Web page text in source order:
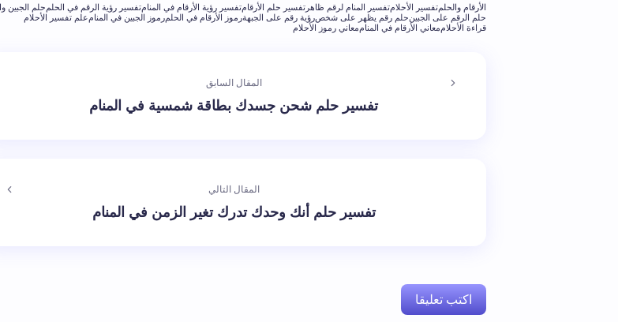
الأرقام والحلمتفسير الأحلامتفسير المنام لرقم ظاهر تفسير حلم الأرقامتفسير رؤية الأرقام في المنامتفسير رؤية الرقم في الحلم حلم الجبين
حلم الرقم على الجبينحلم رقم يظهر على شخصرؤية رقم على الجبهةرموز الأرقام في الحلمرموز الجبين في المنامعلم تفسير الأحلام
قراءة الأحلاممعاني الأرقام في المناممعاني رموز الأحلام
المقال السابق
تفسير حلم شحن جسدك بطاقة شمسية في المنام
المقال التالي
تفسير حلم أنك وحدك تدرك تغير الزمن في المنام
اكتب تعليقا